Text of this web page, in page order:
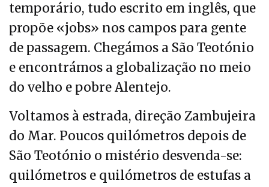
temporário, tudo escrito em inglês, que
propõe «jobs» nos campos para gente
de passagem. Chegámos a São Teotónio
e encontrámos a globalização no meio
do velho e pobre Alentejo.
Voltamos à estrada, direção Zambujeira
do Mar. Poucos quilómetros depois de
São Teotónio o mistério desvenda-se:
quilómetros e quilómetros de estufas a